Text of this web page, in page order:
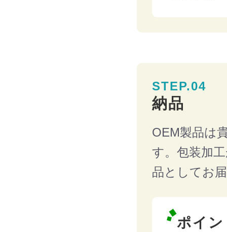
STEP.04
納品
OEM製品は
す。包装加
品としてお
ポイ